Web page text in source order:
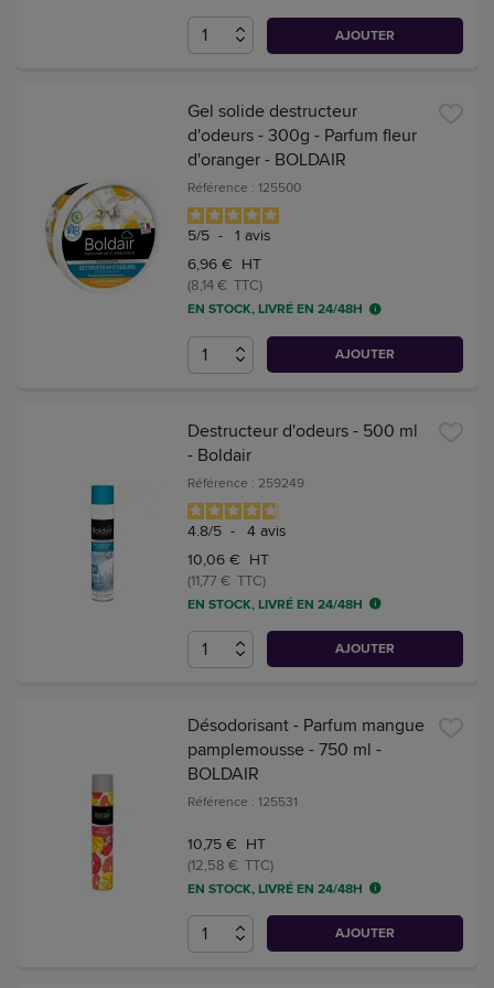
AJOUTER
Gel solide destructeur
d'odeurs - 300g - Parfum fleur
d'oranger - BOLDAIR
Référence : 125500
5/5 - 1 avis
6,96 € HT
(8,14 € TTC)
EN STOCK, LIVRÉ EN 24/48H
AJOUTER
Destructeur d'odeurs - 500 ml
- Boldair
Référence : 259249
4.8/5 - 4 avis
10,06 € HT
(11,77 € TTC)
EN STOCK, LIVRÉ EN 24/48H
AJOUTER
Désodorisant - Parfum mangue
pamplemousse - 750 ml -
BOLDAIR
Référence : 125531
10,75 € HT
(12,58 € TTC)
EN STOCK, LIVRÉ EN 24/48H
AJOUTER